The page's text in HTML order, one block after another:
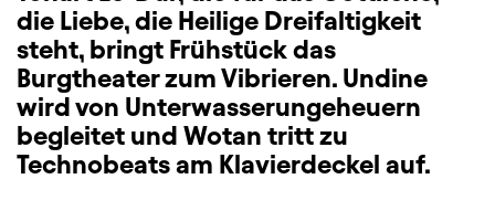
die Liebe, die Heilige Dreifaltigkeit
steht, bringt Frühstück das
Burgtheater zum Vibrieren. Undine
wird von Unterwasserungeheuern
begleitet und Wotan tritt zu
Technobeats am Klavierdeckel auf.